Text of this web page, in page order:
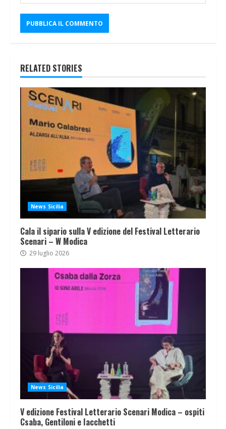
RELATED STORIES
News Sicilia
Cala il sipario sulla V edizione del Festival Letterario
Scenari – W Modica
29 luglio 2026
News Sicilia
V edizione Festival Letterario Scenari Modica – ospiti
Csaba, Gentiloni e Iacchetti